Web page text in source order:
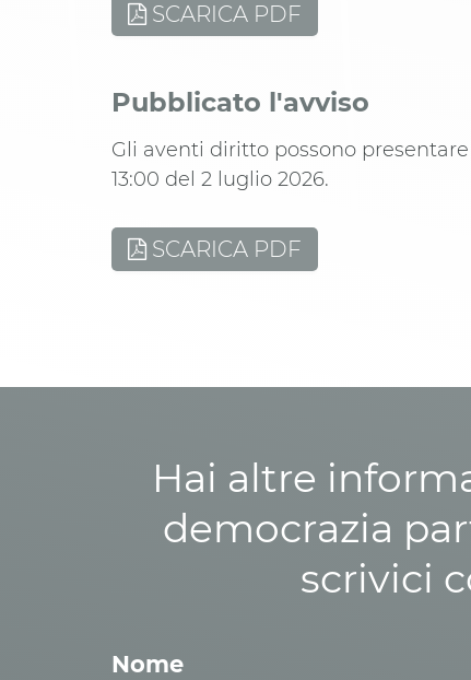
SCARICA PDF
Pubblicato l'avviso
Gli aventi diritto possono
13:00 del 2 luglio 2026.
SCARICA PDF
Hai altre
democrazia
scrivici
Nome